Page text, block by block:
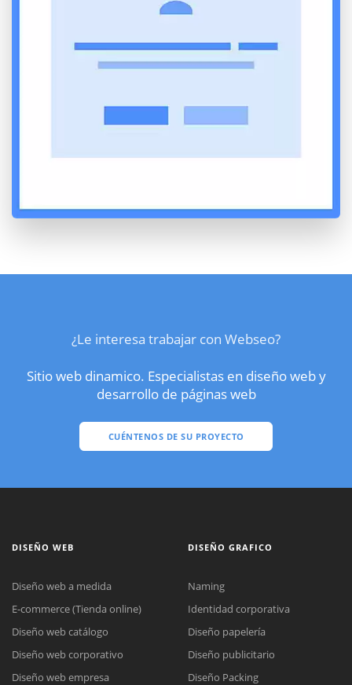
¿Le interesa trabajar con Webseo?
Sitio web dinamico. Especialistas en diseño web y
desarrollo de páginas web
CUÉNTENOS DE SU PROYECTO
DISEÑO WEB
Diseño web a medida
E-commerce (Tienda online)
Diseño web catálogo
Diseño web corporativo
Diseño web empresa
DISEÑO GRAFICO
Naming
Identidad corporativa
Diseño papelería
Diseño publicitario
Diseño Packing